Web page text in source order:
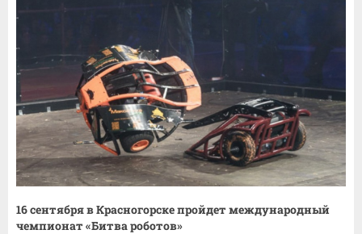
16 сентября в Красногорске пройдет международный
чемпионат «Битва роботов»